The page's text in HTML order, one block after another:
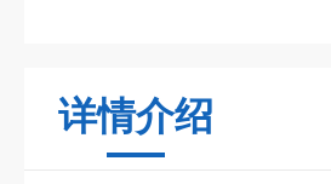
详情介绍